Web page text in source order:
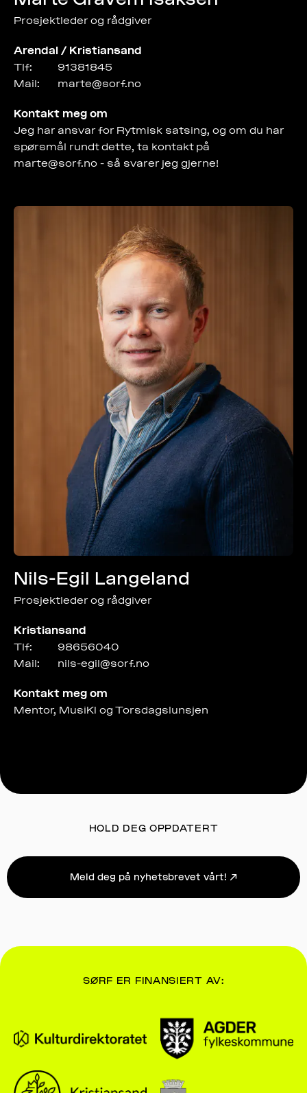
Prosjektleder og rådgiver
Arendal / Kristiansand
Tlf:
91381845
Mail:
marte@sorf.no
Kontakt meg om
Jeg har ansvar for Rytmisk satsing, og om du har
spørsmål rundt dette, ta kontakt på
marte@sorf.no - så svarer jeg gjerne!
Nils-Egil Langeland
Prosjektleder og rådgiver
Kristiansand
Tlf:
98656040
Mail:
nils-egil@sorf.no
Kontakt meg om
Mentor, MusiKI og Torsdagslunsjen
HOLD DEG OPPDATERT
Meld deg på nyhetsbrevet vårt! ↗
SØRF ER FINANSIERT AV: